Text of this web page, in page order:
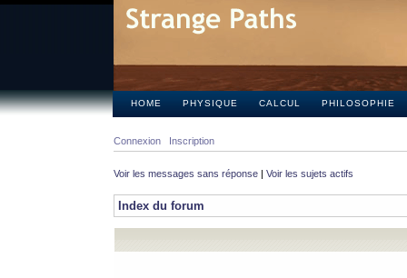
HOME PHYSIQUE CALCUL PHILOSOPHIE
Connexion Inscription
Voir les messages sans réponse | Voir les sujets actifs
Index du forum